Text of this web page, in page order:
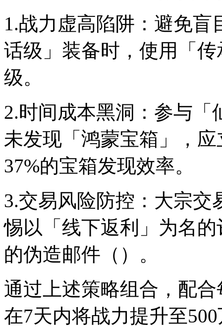
1.战力虚高陷阱：避免
话级」装备时，使用「
级。
2.时间成本黑洞：参与「
未发现「鸿蒙宝箱」，
37%的宝箱发现效率。
3.交易风险防控：大宗
惕以「线下返利」为名
的伪造邮件（）。
通过上述策略组合，配
在7天内将战力提升至